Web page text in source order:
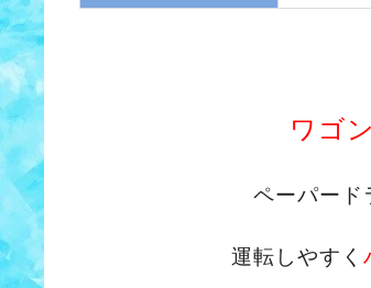
ワゴ
ペーパード
運転しやすく